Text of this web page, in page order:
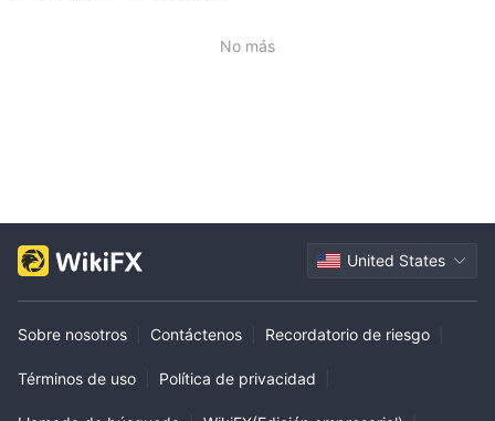
No más
United States
Sobre nosotros Contáctenos Recordatorio de riesgo
Términos de uso Política de privacidad